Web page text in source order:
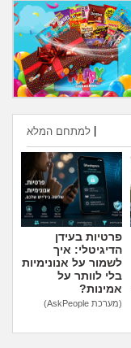
למתחם המלא
הוספת טיפ
פרטיות בעידן
הדיגיטלי: איך
לשמור על אנונימיות
בלי לוותר על
אמינות?
(מערכת AskPeople)